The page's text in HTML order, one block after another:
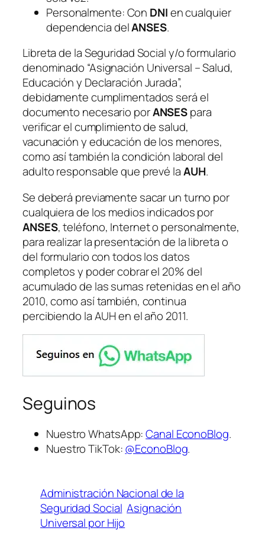
Personalmente: Con DNIen cualquier
dependencia delANSES.
Libreta de la Seguridad Social y/o formulario
denominado “Asignación Universal – Salud,
Educación y Declaración Jurada”,
debidamente cumplimentados será el
documento necesario porANSESpara
verificar el cumplimiento de salud,
vacunación y educación de los menores,
como así también la condición laboral del
adulto responsable que prevé laAUH.
Se deberá previamente sacar un turno por
cualquiera de los medios indicados por
ANSES, teléfono, Internet o personalmente,
para realizar la presentación de la libreta o
del formulario con todos los datos
completos y poder cobrar el 20% del
acumulado de las sumas retenidas en el año
2010, como así también, continua
percibiendo la AUH en el año 2011.
Seguinos
Nuestro WhatsApp:Canal EconoBlog.
Nuestro TikTok:@EconoBlog.
Administración Nacional de la
Seguridad Social Asignación
Universal por Hijo